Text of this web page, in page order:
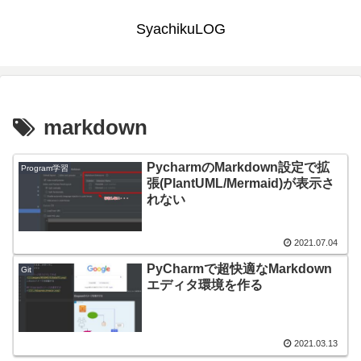
SyachikuLOG
markdown
Program学習
PycharmのMarkdown設定で拡
張(PlantUML/Mermaid)が表示さ
れない
2021.07.04
Git
PyCharmで超快適なMarkdown
エディタ環境を作る
2021.03.13